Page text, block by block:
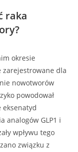
raka
okresie
zarejestrowane dla
nowotworów
powodował
eksenatyd
analogów GLP1 i
wpływu tego
związku z